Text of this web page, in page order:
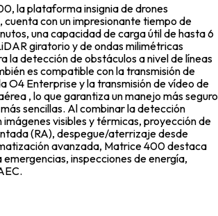
la plataforma insignia de drones
cuenta con un impresionante tiempo de
una capacidad de carga útil de hasta 6
giratorio y de ondas milimétricas
la detección de obstáculos a nivel de líneas
es compatible con la transmisión de
O4 Enterprise y la transmisión de vídeo de
, lo que garantiza un manejo más seguro
sencillas. Al combinar la detección
visibles y térmicas, proyección de
(RA), despegue/aterrizaje desde
avanzada, Matrice 400 destaca
emergencias, inspecciones de energía,